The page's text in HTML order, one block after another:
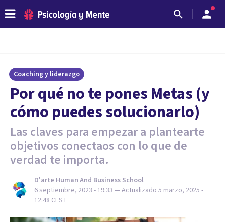
Coaching y liderazgo
Por qué no te pones Metas (y
cómo puedes solucionarlo)
Las claves para empezar a plantearte
objetivos conectaos con lo que de
verdad te importa.
D'arte Human And Business School
6 septiembre, 2023 - 19:33 — Actualizado 5 marzo, 2025 -
12:48 CEST